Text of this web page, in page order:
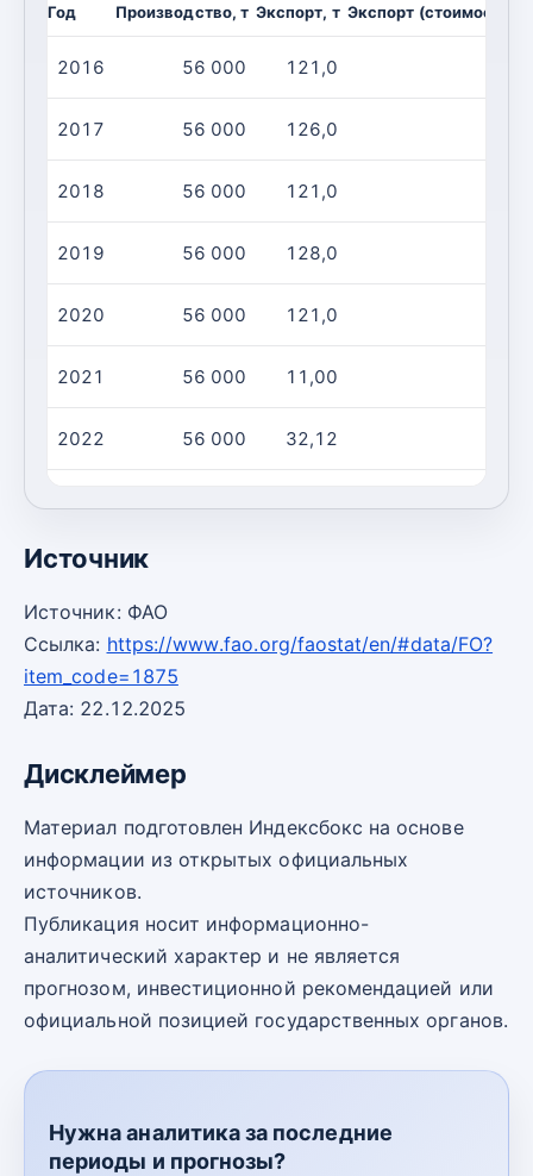
Год Производство, т Экспорт, т Экспорт
2016 56 000 121,0
2017 56 000 126,0
2018 56 000 121,0
2019 56 000 128,0
2020 56 000 121,0
2021 56 000 11,00
2022 56 000 32,12
Источник
Источник: ФАО
Ссылка: https://www.fao.org/faostat/en/#data/FO?
item_code=1875
Дата: 22.12.2025
Дисклеймер
Материал подготовлен Индексбокс на основе
информации из открытых официальных
источников.
Публикация носит информационно-
аналитический характер и не является
прогнозом, инвестиционной рекомендацией или
официальной позицией государственных органов.
Нужна аналитика за последние
периоды и прогнозы?